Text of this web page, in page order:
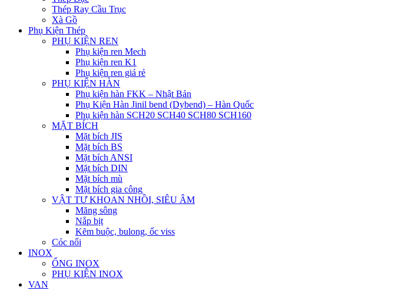
Thép Ray Cầu Trục
Xà Gồ
Phụ Kiện Thép
PHỤ KIỆN REN
Phụ kiện ren Mech
Phụ kiện ren K1
Phụ kiện ren giá rẻ
PHỤ KIỆN HÀN
Phụ kiện hàn FKK – Nhật Bản
Phụ Kiện Hàn Jinil bend (Dybend) – Hàn Quốc
Phụ kiện hàn SCH20 SCH40 SCH80 SCH160
MẶT BÍCH
Mặt bích JIS
Mặt bích BS
Mặt bích ANSI
Mặt bích DIN
Mặt bích mù
Mặt bích gia công
VẬT TƯ KHOAN NHỒI, SIÊU ÂM
Măng sông
Nắp bịt
Kẽm buộc, bulong, ốc viss
Cóc nối
INOX
ỐNG INOX
PHỤ KIỆN INOX
VAN